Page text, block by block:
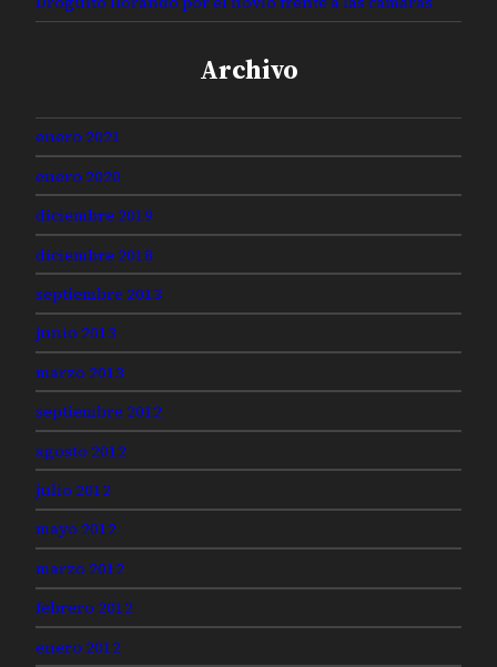
Archivo
enero 2021
enero 2020
diciembre 2019
diciembre 2018
septiembre 2013
junio 2013
marzo 2013
septiembre 2012
agosto 2012
julio 2012
mayo 2012
marzo 2012
febrero 2012
enero 2012